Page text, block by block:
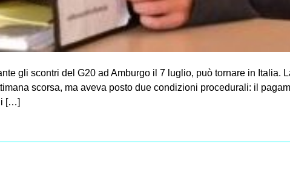
gli scontri del G20 ad Amburgo il 7 luglio, può tornare in Italia.
scorsa, ma aveva posto due condizioni procedurali: il
[…]